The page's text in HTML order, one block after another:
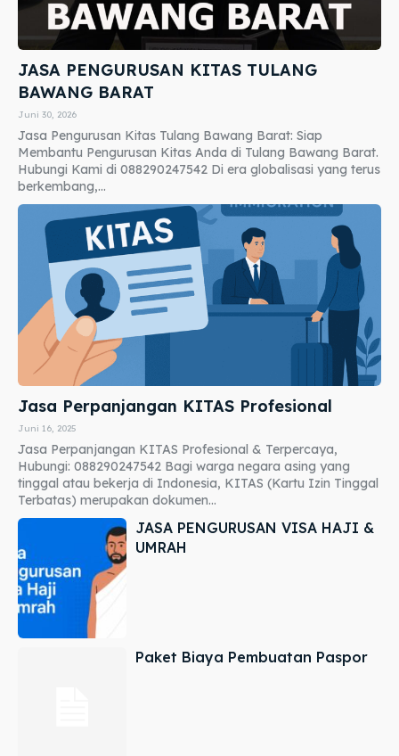
JASA PENGURUSAN KITAS TULANG
BAWANG BARAT
Juni 30, 2026
Jasa Pengurusan Kitas Tulang Bawang Barat: Siap
Membantu Pengurusan Kitas Anda di Tulang Bawang Barat.
Hubungi Kami di 088290247542 Di era globalisasi yang terus
berkembang,...
Jasa Perpanjangan KITAS Profesional
Juni 16, 2025
Jasa Perpanjangan KITAS Profesional & Terpercaya,
Hubungi: 088290247542 Bagi warga negara asing yang
tinggal atau bekerja di Indonesia, KITAS (Kartu Izin Tinggal
Terbatas) merupakan dokumen...
JASA PENGURUSAN VISA HAJI &
UMRAH
Paket Biaya Pembuatan Paspor